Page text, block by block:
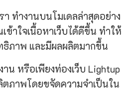
า ทำงานบนโมเดลล่าสุดอย่าง
ข้าใจเนื้อหาเว็บได้ดีขึ้น ทำให้
ธิภาพ และมีผลผลิตมากขึ้น
น หรือเพียงท่องเว็บ Lightup
ภาพโดยขจัดความจำเป็นใน